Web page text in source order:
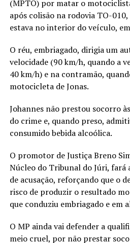
(MPTO) por matar o
após colisão na rodovia TO-010,
estava no interior do veículo,
O réu, embriagado, dirigia um
velocidade (90 km/h, quando a
40 km/h) e na contramão,
motocicleta de Jonas.
Johannes não prestou socorro
do crime e, quando preso,
consumido bebida alcoólica.
O promotor de Justiça Breno
Núcleo do Tribunal do Júri, fará
de acusação, reforçando que o
risco de produzir o resultado
que conduziu embriagado e em
O MP ainda vai defender a
meio cruel, por não prestar